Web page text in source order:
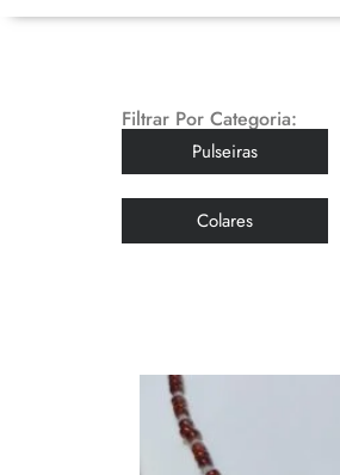
Filtrar Por Categoria:
Pulseiras
Colares